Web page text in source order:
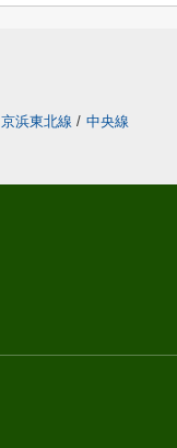
京浜東北線 / 中央線